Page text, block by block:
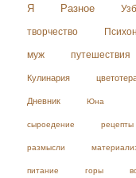
Я Разное
творчество
муж путешествия
Кулинария
Дневник Юна
сыроедение рецепты
размысли
питание горы